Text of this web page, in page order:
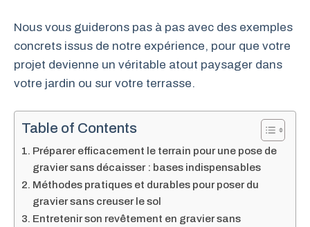
Nous vous guiderons pas à pas avec des exemples
concrets issus de notre expérience, pour que votre
projet devienne un véritable atout paysager dans
votre jardin ou sur votre terrasse.
Table of Contents
Préparer efficacement le terrain pour une pose de
gravier sans décaisser : bases indispensables
Méthodes pratiques et durables pour poser du
gravier sans creuser le sol
Entretenir son revêtement en gravier sans